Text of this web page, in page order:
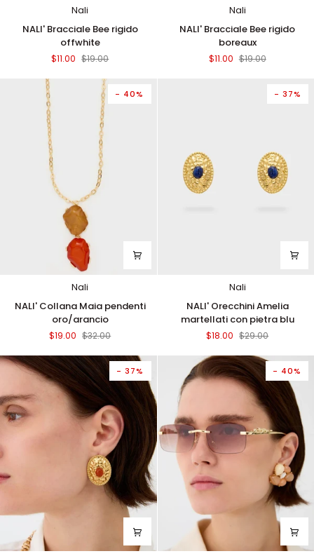
Nali
NALI'
Bracciale
NALI' Bracciale Bee rigido
offwhite
$11.00 $19.00
Nali
NALI'
Bracciale
NALI' Bracciale Bee rigido
boreaux
$11.00 $19.00
- 40%
Nali
Collana
oro/arancio
NALI' Collana Maia pendenti
oro/arancio
$19.00 $32.00
- 37%
Nali
Orecchini
Amelia
martellati
NALI' Orecchini Amelia
martellati con pietra blu
$18.00 $29.00
- 37% - 40%